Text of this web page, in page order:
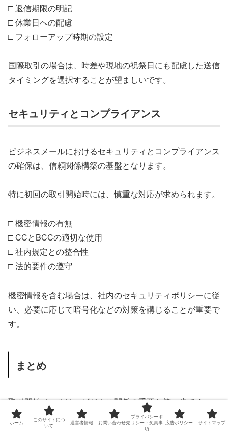
□ 返信期限の明記
□ 休業日への配慮
□ フォローアップ時期の設定
国際取引の場合は、時差や現地の祝祭日にも配慮した送信
タイミングを選択することが望ましいです。
セキュリティとコンプライアンス
ビジネスメールにおけるセキュリティとコンプライアンス
の確保は、信頼関係構築の基盤となります。
特に初回の取引開始時には、慎重な対応が求められます。
□ 機密情報の有無
□ CCとBCCの適切な使用
□ 社内規定との整合性
□ 法的要件の遵守
機密情報を含む場合は、社内のセキュリティポリシーに従
い、必要に応じて暗号化などの対策を講じることが重要で
す。
まとめ
取引開始メールは、ビジネス関係の重要な第一歩です。
ホーム
このサイトにつ
いて
運営者情報 お問い合わせ先
プライバシーポ
リシー・免責事
項
広告ポリシー サイトマップ